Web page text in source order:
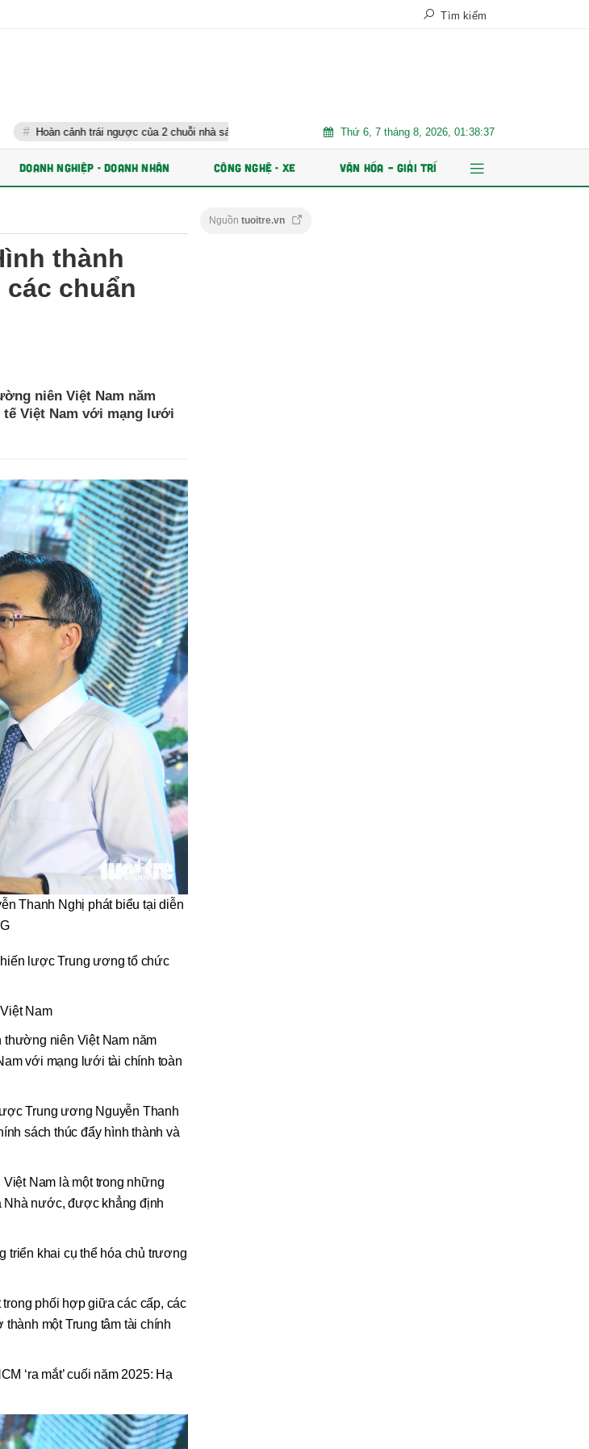
Tìm kiếm
trái ngược của 2 chuỗi nhà sách lớn nhất Việt Nam Trăm năm chợ Tân Định AI và dữ liệu định hình
Thứ 6, 7 tháng 8, 2026, 01:38:39
DOANH NGHIỆP - DOANH NHÂN CÔNG NGHỆ - XE VĂN HÓA – GIẢI TRÍ
thành
chuẩn
niên Việt Nam năm
tế Việt Nam với mạng lưới
Thanh Nghị phát biểu tại diễn
lược Trung ương tổ chức
Nam
thường niên Việt Nam năm
với mạng lưới tài chính toàn
Trung ương Nguyễn Thanh
sách thúc đẩy hình thành và
Nam là một trong những
Nhà nước, được khẳng định
triển khai cụ thể hóa chủ trương
phối hợp giữa các cấp, các
một Trung tâm tài chính
‘ra mắt’ cuối năm 2025: Hạ
Nguồn tuoitre.vn